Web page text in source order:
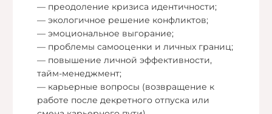
— преодоление кризиса идентичности;
— экологичное решение конфликтов;
— эмоциональное выгорание;
— проблемы самооценки и личных границ;
— повышение личной эффективности,
тайм-менеджмент;
— карьерные вопросы (возвращение к
работе после декретного отпуска или